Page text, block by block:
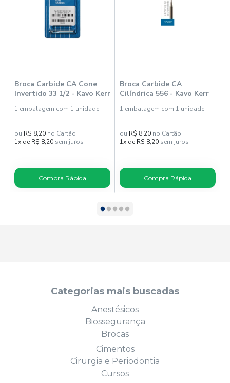
Broca Carbide CA Cone
Invertido 33 1/2 - Kavo Kerr
1 embalagem com 1 unidade
ou R$ 8,20 no Cartão
1x de R$ 8,20 sem juros
Compra Rápida
Broca Carbide CA
Cilíndrica 556 - Kavo Kerr
1 embalagem com 1 unidade
ou R$ 8,20 no Cartão
1x de R$ 8,20 sem juros
Compra Rápida
Categorias mais buscadas
Anestésicos
Biossegurança
Brocas
Cimentos
Cirurgia e Periodontia
Cursos